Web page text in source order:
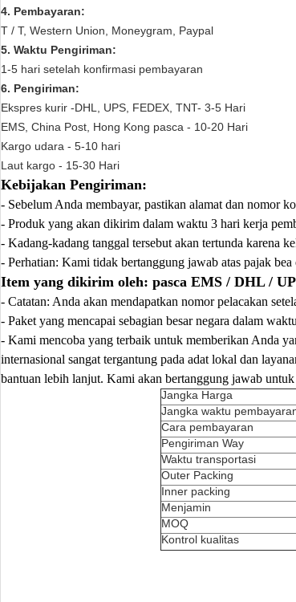
4. Pembayaran:
T / T, Western Union, Moneygram, Paypal
5. Waktu Pengiriman:
1-5 hari setelah konfirmasi pembayaran
6. Pengiriman:
Ekspres kurir -DHL, UPS, FEDEX, TNT- 3-5 Hari
EMS, China Post, Hong Kong pasca - 10-20 Hari
Kargo udara - 5-10 hari
Laut kargo - 15-30 Hari
Kebijakan Pengiriman:
- Sebelum Anda membayar, pastikan alamat dan nomor
- Produk yang akan dikirim dalam waktu 3 hari kerja
- Kadang-kadang tanggal tersebut akan tertunda karena
- Perhatian: Kami tidak bertanggung jawab atas pajak bea
Item yang dikirim oleh: pasca EMS / DHL /
- Catatan: Anda akan mendapatkan nomor pelacakan
- Paket yang mencapai sebagian besar negara dalam
- Kami mencoba yang terbaik untuk memberikan Anda
internasional sangat tergantung pada adat lokal dan
bantuan lebih lanjut. Kami akan bertanggung jawab
Jangka Harga
Jangka waktu
Cara pembayaran
Pengiriman Way
Waktu transportasi
Outer Packing
Inner packing
Menjamin
MOQ
Kontrol kualitas